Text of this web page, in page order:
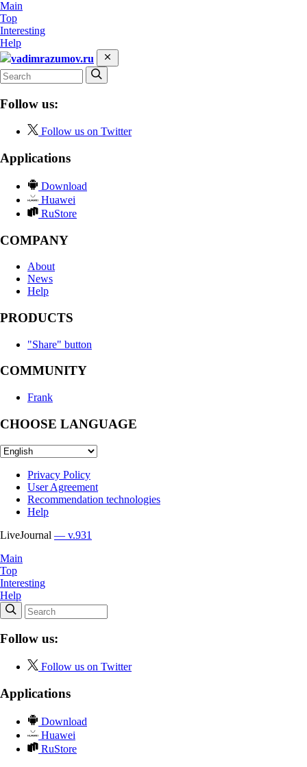
Main
Top
Interesting
Help
vadimrazumov.ru
Follow us:
Follow us on Twitter
Applications
Download
Huawei
RuStore
COMPANY
About
News
Help
PRODUCTS
"Share" button
COMMUNITY
Frank
CHOOSE LANGUAGE
Privacy Policy
User Agreement
Recommendation technologies
Help
LiveJournal — v.931
Main
Top
Interesting
Help
Follow us:
Follow us on Twitter
Applications
Download
Huawei
RuStore